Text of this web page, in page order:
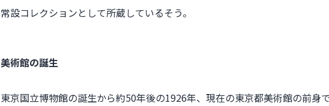
常設コレクションとして所蔵しているそう。
美術館の誕生
東京国立博物館の誕生から約50年後の1926年、現在の東京都美術館の前身